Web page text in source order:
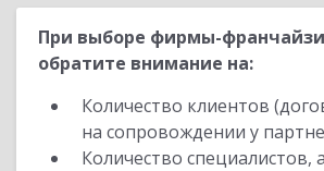
При выборе фирмы-франчайзи
обратите внимание на:
Количество клиентов
на сопровождении у
Количество специалистов,